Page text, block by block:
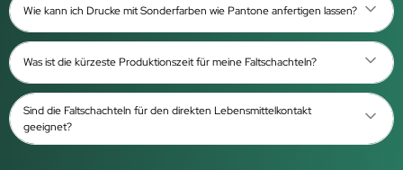
Wie kann ich Drucke mit Sonderfarben wie Pantone anfertigen lassen?
Was ist die kürzeste Produktionszeit für meine Faltschachteln?
Sind die Faltschachteln für den direkten Lebensmittelkontakt
geeignet?